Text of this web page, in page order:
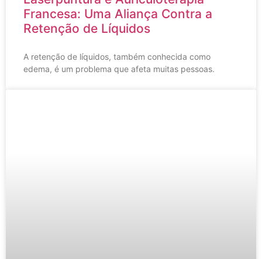
Francesa: Uma Aliança Contra a
Retenção de Líquidos
A retenção de líquidos, também conhecida como
edema, é um problema que afeta muitas pessoas.